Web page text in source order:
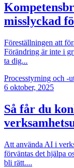
misslyckad
Föreställningen att
Förändring är inte i
ta dig...
Processtyrning och -
6 oktober, 2025
Så får du
Att använda AI i
förväntas det hjälpa
bli rätt....